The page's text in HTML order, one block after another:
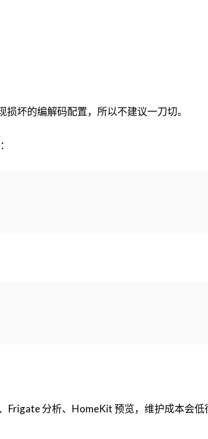
损坏的编解码配置，所以不建议一刀切。
Frigate 分析、HomeKit 预览，维护成本会低